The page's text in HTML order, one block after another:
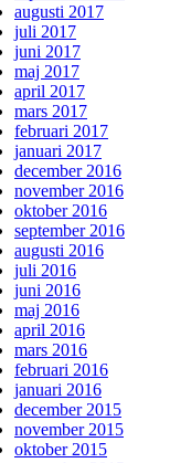
augusti 2017
juli 2017
juni 2017
maj 2017
april 2017
mars 2017
februari 2017
januari 2017
december 2016
november 2016
oktober 2016
september 2016
augusti 2016
juli 2016
juni 2016
maj 2016
april 2016
mars 2016
februari 2016
januari 2016
december 2015
november 2015
oktober 2015